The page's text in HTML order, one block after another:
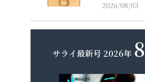
2026/08/03
サライ最新号 2026年 8